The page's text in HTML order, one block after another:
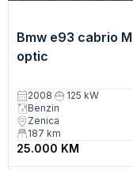
Bmw e93 cabrio M
optic
2008
125 kW
Benzin
Zenica
187 km
25.000 KM